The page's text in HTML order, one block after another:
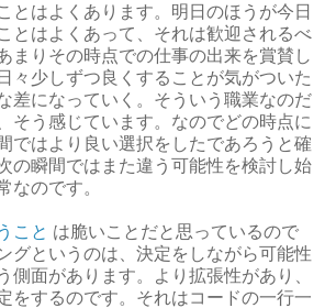
とはよくあります。明日のほうが今日
とはよくあって、それは歓迎されるべ
まりその時点での仕事の出来を賞賛し
々少しずつ良くすることが気がついた
差になっていく。そういう職業なのだ
そう感じています。なのでどの時点に
ではより良い選択をしたであろうと確
の瞬間ではまた違う可能性を検討し始
なのです。
こと は脆いことだと思っているので
グというのは、決定をしながら可能性
側面があります。より拡張性があり、
をするのです。それはコードの一行一